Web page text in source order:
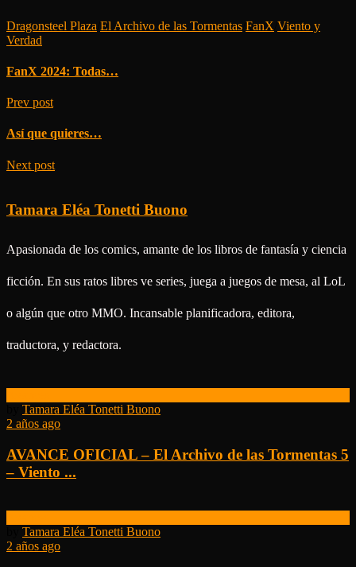
Dragonsteel Plaza El Archivo de las Tormentas FanX Viento y
Verdad
FanX 2024: Todas…
Prev post
Así que quieres…
Next post
Tamara Eléa Tonetti Buono
Apasionada de los comics, amante de los libros de fantasía y ciencia
ficción. En sus ratos libres ve series, juega a juegos de mesa, al LoL
o algún que otro MMO. Incansable planificadora, editora,
traductora, y redactora.
Tamara Eléa Tonetti Buono
2 años ago
AVANCE OFICIAL – El Archivo de las Tormentas 5
– Viento ...
Tamara Eléa Tonetti Buono
2 años ago